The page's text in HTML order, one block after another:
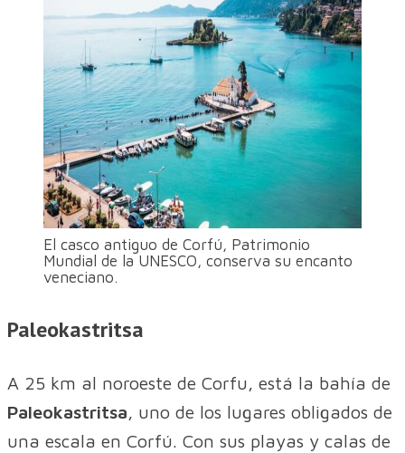
El casco antiguo de Corfú, Patrimonio
Mundial de la UNESCO, conserva su encanto
veneciano.
Paleokastritsa
A 25 km al noroeste de Corfu, está la bahía de
Paleokastritsa, uno de los lugares obligados de
una escala en Corfú. Con sus playas y calas de